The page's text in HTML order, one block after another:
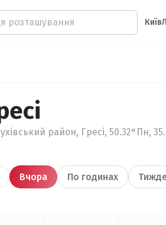
Київ
район, Гресі, 50.32°Пн,
Вчора По годинах